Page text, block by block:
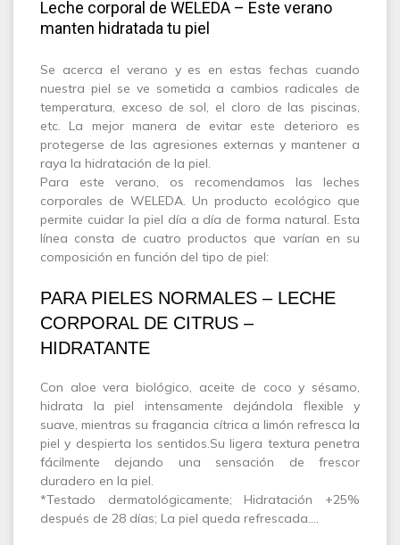
Leche corporal de WELEDA – Este verano
manten hidratada tu piel
Se acerca el verano y es en estas fechas cuando
nuestra piel se ve sometida a cambios radicales de
temperatura, exceso de sol, el cloro de las piscinas,
etc. La mejor manera de evitar este deterioro es
protegerse de las agresiones externas y mantener a
raya la hidratación de la piel.
Para este verano, os recomendamos las leches
corporales de WELEDA. Un producto ecológico que
permite cuidar la piel día a día de forma natural. Esta
línea consta de cuatro productos que varían en su
composición en función del tipo de piel:
PARA PIELES NORMALES – LECHE
CORPORAL DE CITRUS –
HIDRATANTE
Con aloe vera biológico, aceite de coco y sésamo,
hidrata la piel intensamente dejándola flexible y
suave, mientras su fragancia cítrica a limón refresca la
piel y despierta los sentidos.Su ligera textura penetra
fácilmente dejando una sensación de frescor
duradero en la piel.
*Testado dermatológicamente; Hidratación +25%
después de 28 días; La piel queda refrescada.…